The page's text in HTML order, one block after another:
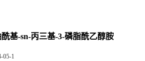
酰基-sn-丙三基-3-磷脂酰乙醇胺
05-1